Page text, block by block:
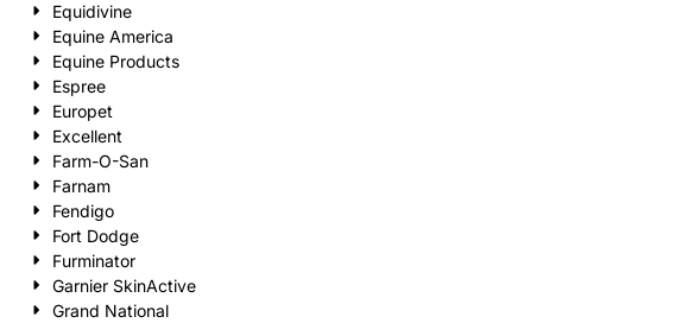
Equidivine
Equine America
Equine Products
Espree
Europet
Excellent
Farm-O-San
Farnam
Fendigo
Fort Dodge
Furminator
Garnier SkinActive
Grand National